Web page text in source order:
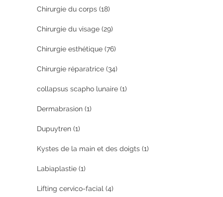
Chirurgie du corps (18)
Chirurgie du visage (29)
Chirurgie esthétique (76)
Chirurgie réparatrice (34)
collapsus scapho lunaire (1)
Dermabrasion (1)
Dupuytren (1)
Kystes de la main et des doigts (1)
Labiaplastie (1)
Lifting cervico-facial (4)